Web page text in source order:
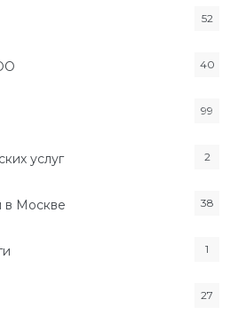
52
40
99
услуг 2
в Москве 38
1
27